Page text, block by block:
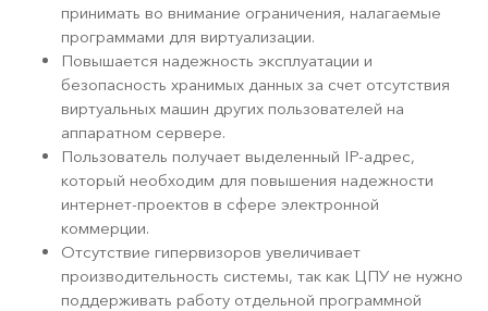
принимать во внимание ограничения, налагаемые
программами для виртуализации.
Повышается надежность эксплуатации и
безопасность хранимых данных за счет отсутствия
виртуальных машин других пользователей на
аппаратном сервере.
Пользователь получает выделенный IP-адрес,
который необходим для повышения надежности
интернет-проектов в сфере электронной
коммерции.
Отсутствие гипервизоров увеличивает
производительность системы, так как ЦПУ не нужно
поддерживать работу отдельной программной